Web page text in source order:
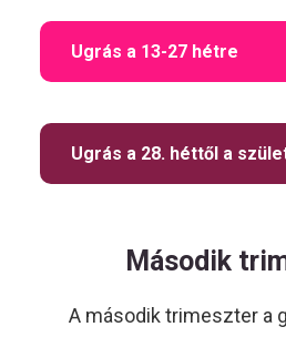
minket!
Ugrás a 13-27 hétre
Ugrás a 28. héttől a
Második
A második trimeszter a